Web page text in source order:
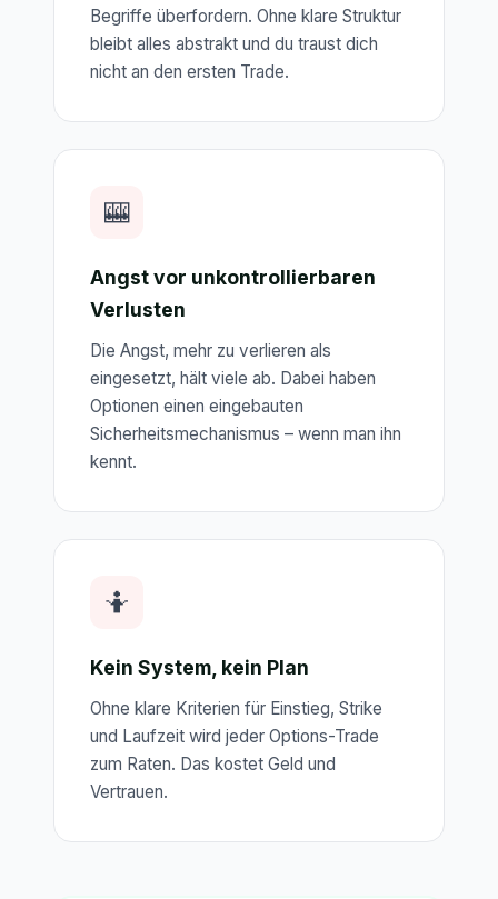
Begriffe überfordern. Ohne klare Struktur
bleibt alles abstrakt und du traust dich
nicht an den ersten Trade.
🎰
Angst vor unkontrollierbaren
Verlusten
Die Angst, mehr zu verlieren als
eingesetzt, hält viele ab. Dabei haben
Optionen einen eingebauten
Sicherheitsmechanismus – wenn man ihn
kennt.
🤷
Kein System, kein Plan
Ohne klare Kriterien für Einstieg, Strike
und Laufzeit wird jeder Options-Trade
zum Raten. Das kostet Geld und
Vertrauen.